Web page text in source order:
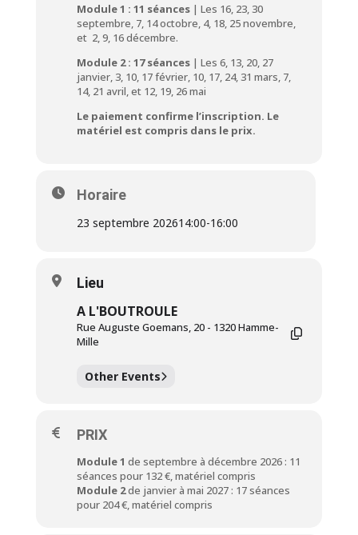
Module 1 : 11 séances | Les 16, 23, 30
septembre, 7, 14 octobre, 4, 18, 25 novembre,
et 2, 9, 16 décembre.
Module 2 : 17 séances| Les 6, 13, 20, 27
janvier, 3, 10, 17 février, 10, 17, 24, 31 mars, 7,
14, 21 avril, et 12, 19, 26 mai
Le paiement confirme l’inscription. Le
matériel est compris dans le prix.
Horaire
23 septembre 202614:00-16:00
Lieu
A L'BOUTROULE
Rue Auguste Goemans, 20 - 1320 Hamme-
Mille
Other Events
PRIX
Module 1 de septembre à décembre 2026 : 11
séances pour 132 €, matériel compris
Module 2de janvier à mai 2027 : 17 séances
pour 204 €, matériel compris